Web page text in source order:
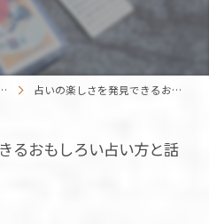
占いの楽しさを発見できるおもしろい占い方と話題の種類まとめ
るおもしろい占い方と話